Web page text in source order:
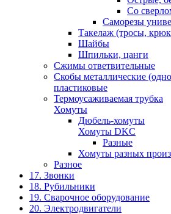
Со
Саморезы
Такелаж (тросы,
Шайбы
Шпильки, цанги
Сжимы ответвительные
Скобы металлические
пластиковые
Термоусаживаемая трубка
Хомуты
Дюбель-хомуты
Хомуты DKC
Разные
Хомуты разных
Разное
17. Звонки
18. Рубильники
19. Сварочное оборудование
20. Электродвигатели